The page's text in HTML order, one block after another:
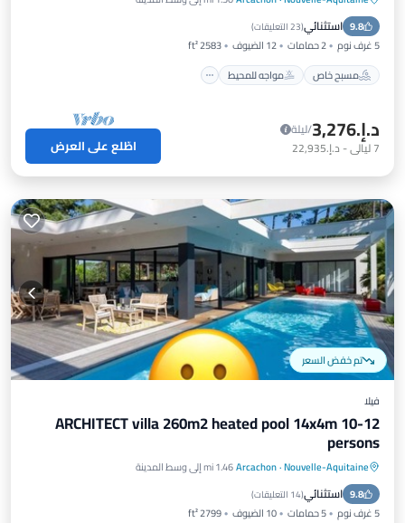
9.8 استثنائي(23 التعليقات )
5 غرف نوم 2 حمامات 12 الضيوف
2583 ft²
مسبح خاص
مواجه للمحيط
مسبح خاص
مواجه للمحيط
حوض استحمام ساخن
د.إ.‏3,276
/ليلة
7ليالي- د.إ.‏22,935 اطّلع على العرض
تم خفض السعر
فيلا
ARCHITECT villa 260m2 heated pool 14x4m 10-12
persons
Nouvelle-Aquitaine
·
Arcachon1.46 mi إلى وسط المدينة
9.8 استثنائي(14 التعليقات )
5 غرف نوم 5 حمامات 10 الضيوف
2799 ft²
مسبح خاص مواجه للمحيط
موقف سيارات
مسبح